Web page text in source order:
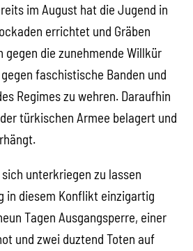
im August hat die Jugend in
errichtet und Gräben
gegen die zunehmende Willkür
faschistische Banden und
Regimes zu wehren. Daraufhin
türkischen Armee belagert und
unterkriegen zu lassen
in diesem Konflikt einzigartig
Tagen Ausgangsperre, einer
und zwei duztend Toten auf